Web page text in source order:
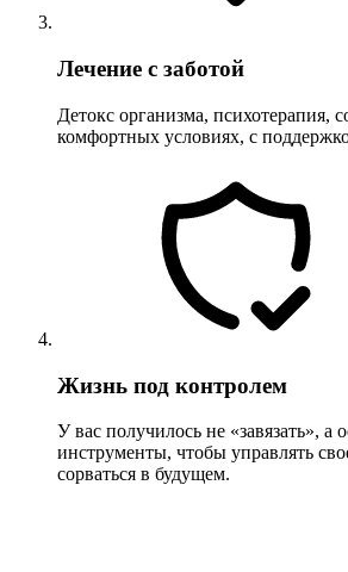
Лечение с заботой
Детокс организма, психотерапия,
комфортных условиях, с
Жизнь под контролем
У вас получилось не «завязать», а
инструменты, чтобы управлять
сорваться в будущем.